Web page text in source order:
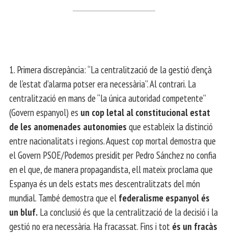
1. Primera discrepància: “La centralització de la gestió d’ençà
de l’estat d’alarma potser era necessària”. Al contrari. La
centralització en mans de “la única autoridad competente”
(Govern espanyol) es un cop letal al constitucional estat
de les anomenades autonomies que estableix la distinció
entre nacionalitats i regions. Aquest cop mortal demostra que
el Govern PSOE/Podemos presidit per Pedro Sánchez no confia
en el que, de manera propagandista, ell mateix proclama que
Espanya és un dels estats mes descentralitzats del món
mundial. També demostra que el federalisme espanyol és
un bluf. La conclusió és que la centralització de la decisió i la
gestió no era necessària. Ha fracassat. Fins i tot és un fracàs